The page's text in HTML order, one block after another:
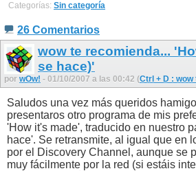
Categorías: Sin categoría
26 Comentarios
wow te recomienda...
se hace)'
por wOw! - 01/10/2007 a las 00:42 (Ctrl + D :
Saludos una vez más queridos
presentaros otro programa de mis
'How it's made', traducido en nuestro
hace'. Se retransmite, al igual que en
por el Discovery Channel, aunque se
muy fácilmente por la red (si estáis